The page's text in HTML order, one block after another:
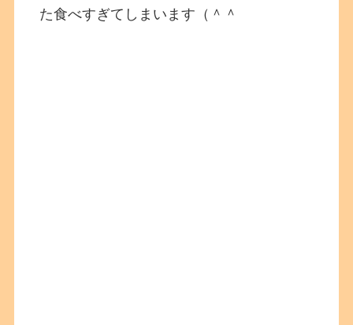
た食べすぎてしまいます（＾＾